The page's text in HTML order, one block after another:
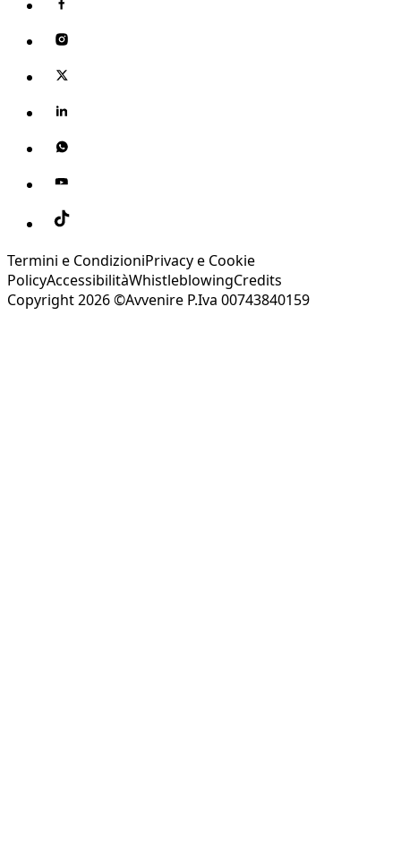
Termini e CondizioniPrivacy e Cookie
PolicyAccessibilitàWhistleblowingCredits
Copyright 2026 ©Avvenire P.Iva 00743840159